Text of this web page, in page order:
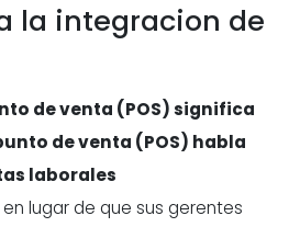
la integracion de
de venta (POS) significa
de venta (POS) habla
laborales
en lugar de que sus gerentes